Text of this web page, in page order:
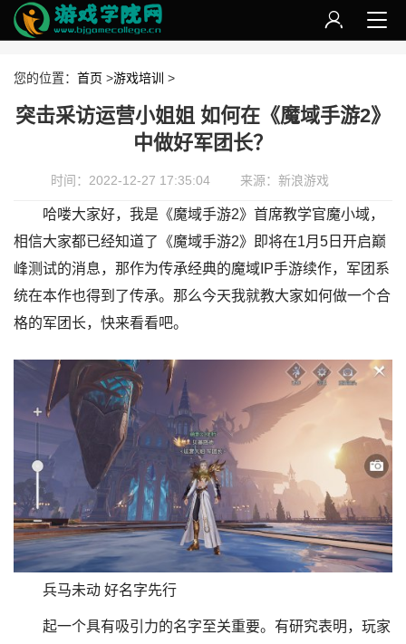
您的位置： 首页 >游戏培训 >
突击采访运营小姐姐 如何在《魔域手游2》
中做好军团长？
时间：2022-12-27 17:35:04 来源：新浪游戏
哈喽大家好，我是《魔域手游2》首席教学官魔小域，
相信大家都已经知道了《魔域手游2》即将在1月5日开启巅
峰测试的消息，那作为传承经典的魔域IP手游续作，军团系
统在本作也得到了传承。那么今天我就教大家如何做一个合
格的军团长，快来看看吧。
兵马未动 好名字先行
起一个具有吸引力的名字至关重要。有研究表明，玩家